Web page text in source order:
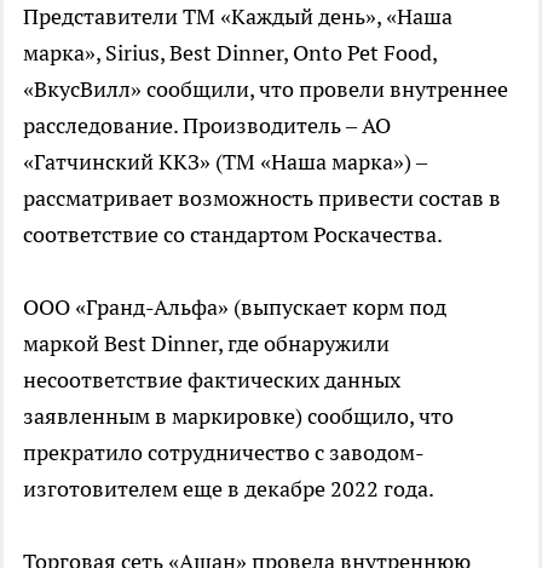
Представители ТМ «Каждый день», «Наша
марка», Sirius, Best Dinner, Onto Pet Food,
«ВкусВилл» сообщили, что провели внутреннее
расследование. Производитель – АО
«Гатчинский ККЗ» (ТМ «Наша марка») –
рассматривает возможность привести состав в
соответствие со стандартом Роскачества.
ООО «Гранд-Альфа» (выпускает корм под
маркой Best Dinner, где обнаружили
несоответствие фактических данных
заявленным в маркировке) сообщило, что
прекратило сотрудничество с заводом-
изготовителем еще в декабре 2022 года.
Торговая сеть «Ашан» провела внутреннюю